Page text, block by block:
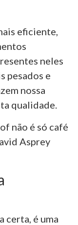
eficiente,
neles
pesados e
nossa
qualidade.
não é só café
Asprey
certa, é uma